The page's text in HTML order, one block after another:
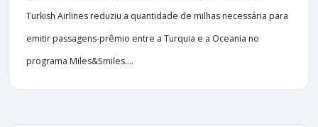
Turkish Airlines reduziu a quantidade de milhas necessária para
emitir passagens-prêmio entre a Turquia e a Oceania no
programa Miles&Smiles....